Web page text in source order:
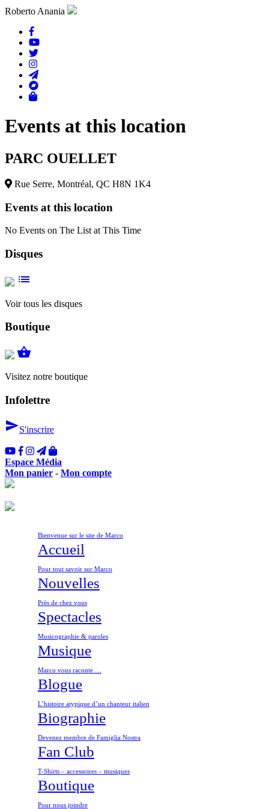
Roberto Anania
Events at this location
PARC OUELLET
Rue Serre, Montréal, QC H8N 1K4
Events at this location
No Events on The List at This Time
Disques
list
Voir tous les disques
Boutique
shopping_basket
Visitez notre boutique
Infolettre
sendS'inscrire
Espace Média
Mon panier - Mon compte
Bienvenue sur le site de Marco
Accueil
Pour tout savoir sur Marco
Nouvelles
Près de chez vous
Spectacles
Musicographie & paroles
Musique
Marco vous raconte …
Blogue
L’histoire atypique d’un chanteur italien
Biographie
Devenez membre de Famiglia Nostra
Fan Club
T-Shirts – accessoires – musiques
Boutique
Pour nous joindre